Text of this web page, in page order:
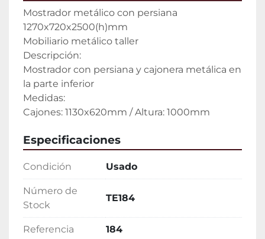
Mostrador metálico con persiana
1270x720x2500(h)mm
Mobiliario metálico taller
Descripción:
Mostrador con persiana y cajonera metálica en
la parte inferior
Medidas:
Especificaciones
Condición Usado
Número de
Stock
TE184
Referencia 184